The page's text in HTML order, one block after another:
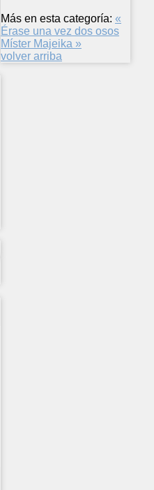
Más en esta categoría: «
Érase una vez dos osos
Míster Majeika »
volver arriba